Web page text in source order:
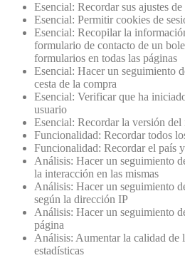
Esencial: Recordar sus ajustes
Esencial: Permitir cookies de
Esencial: Recopilar la
formulario de contacto de un
formularios en todas las páginas
Esencial: Hacer un seguimiento
cesta de la compra
Esencial: Verificar que ha
usuario
Esencial: Recordar la versión
Funcionalidad: Recordar todos
Funcionalidad: Recordar el país
Análisis: Hacer un seguimiento
la interacción en las mismas
Análisis: Hacer un seguimiento
según la dirección IP
Análisis: Hacer un seguimiento
página
Análisis: Aumentar la calidad de
estadísticas